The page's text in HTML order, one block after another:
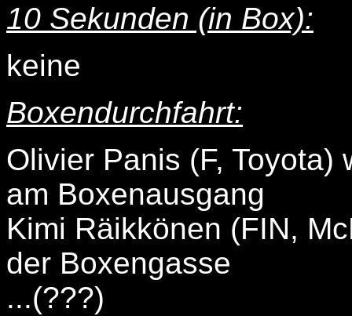
10 Sekunden (in Box):
keine
Boxendurchfahrt:
Olivier Panis (F,
am Boxenausgang
Kimi Räikkönen (FIN,
der Boxengasse
...(???)